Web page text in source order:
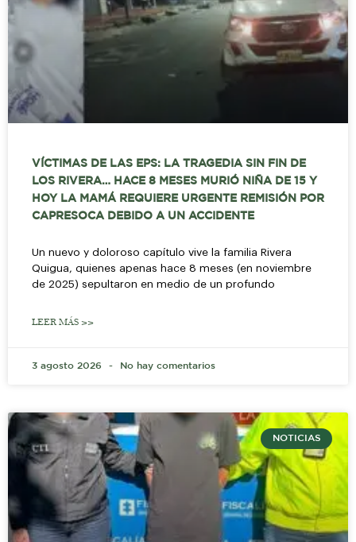
VÍCTIMAS DE LAS EPS: LA TRAGEDIA SIN FIN DE
LOS RIVERA… HACE 8 MESES MURIÓ NIÑA DE 15 Y
HOY LA MAMÁ REQUIERE URGENTE REMISIÓN POR
CAPRESOCA DEBIDO A UN ACCIDENTE
Un nuevo y doloroso capítulo vive la familia Rivera
Quigua, quienes apenas hace 8 meses (en noviembre
de 2025) sepultaron en medio de un profundo
LEER MÁS >>
3 agosto 2026 No hay comentarios
NOTICIAS